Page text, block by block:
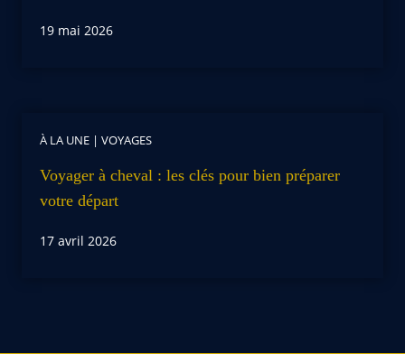
19 mai 2026
À LA UNE | VOYAGES
Voyager à cheval : les clés pour bien préparer
votre départ
17 avril 2026